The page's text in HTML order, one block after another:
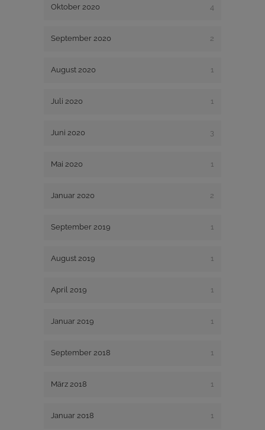
Oktober 2020 4
September 2020 2
August 2020 1
Juli 2020 1
Juni 2020 3
Mai 2020 1
Januar 2020 2
September 2019 1
August 2019 1
April 2019 1
Januar 2019 1
September 2018 1
März 2018 1
Januar 2018 1